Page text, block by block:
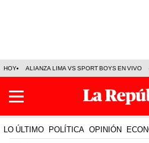
HOY ALIANZA LIMA VS SPORT BOYS EN VIVO
LO ÚLTIMO POLÍTICA OPINIÓN